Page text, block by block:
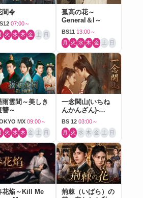
間令
07:00～
火 水 木 金 土 日
孤高の花～
General＆I～
BS11 13:00～
月 火 水 木 金 土 日
雨雲間～美しき
讐～
MX 09:00～
火 水 木 金 土 日
一念関山(いちね
んかんざん)-
Journey to Love-
BS 12 03:00～
月 火 水 木 金 土 日
花焔～Kill Me
荊棘（いばら）の